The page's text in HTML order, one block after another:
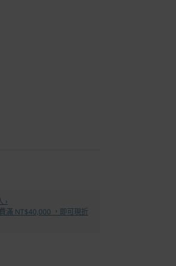
›
滿 NT$40,000 ，即可現折